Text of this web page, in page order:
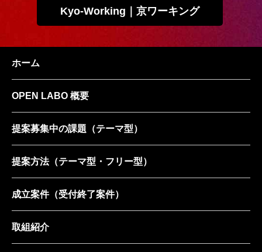
Kyo-Working｜京ワーキング
ホーム
OPEN LABO 概要
提案募集中の課題 （テーマ型）
提案方法（テーマ型・フリー型）
成立案件（受付終了案件）
取組紹介